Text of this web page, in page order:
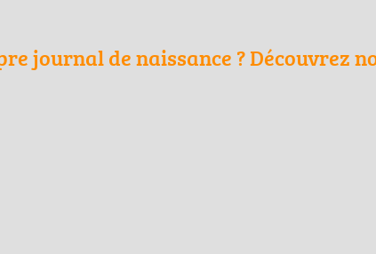
journal de naissance ? Découvrez